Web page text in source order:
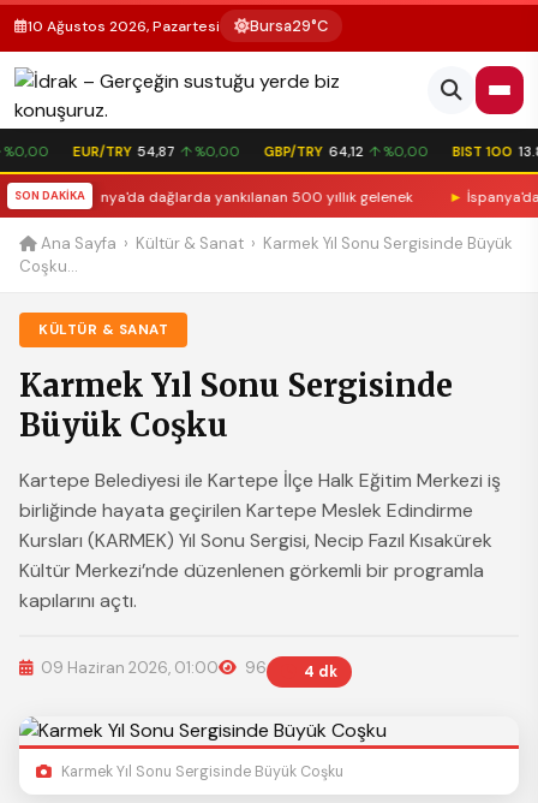
10 Ağustos 2026, Pazartesi Bursa29°C
EUR/TRY 54,87 ↑ %0,00 GBP/TRY 64,12 ↑ %0,00 BIST 100
SON DAKİKA
İspanya'da dağlarda yankılanan 500 yıllık gelenek İspanya'da
Ana Sayfa › Kültür & Sanat › Karmek Yıl Sonu Sergisinde Büyük
Coşku...
KÜLTÜR & SANAT
Karmek Yıl Sonu Sergisinde
Büyük Coşku
Kartepe Belediyesi ile Kartepe İlçe Halk Eğitim Merkezi iş
birliğinde hayata geçirilen Kartepe Meslek Edindirme
Kursları (KARMEK) Yıl Sonu Sergisi, Necip Fazıl Kısakürek
Kültür Merkezi’nde düzenlenen görkemli bir programla
kapılarını açtı.
09 Haziran 2026, 01:00 96 4 dk
Karmek Yıl Sonu Sergisinde Büyük Coşku